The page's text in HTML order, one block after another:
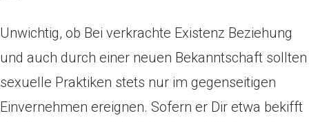
Unwichtig, ob Bei verkrachte Existenz Beziehung
und auch durch einer neuen Bekanntschaft sollten
sexuelle Praktiken stets nur im gegenseitigen
Einvernehmen ereignen. Sofern er Dir etwa bekifft